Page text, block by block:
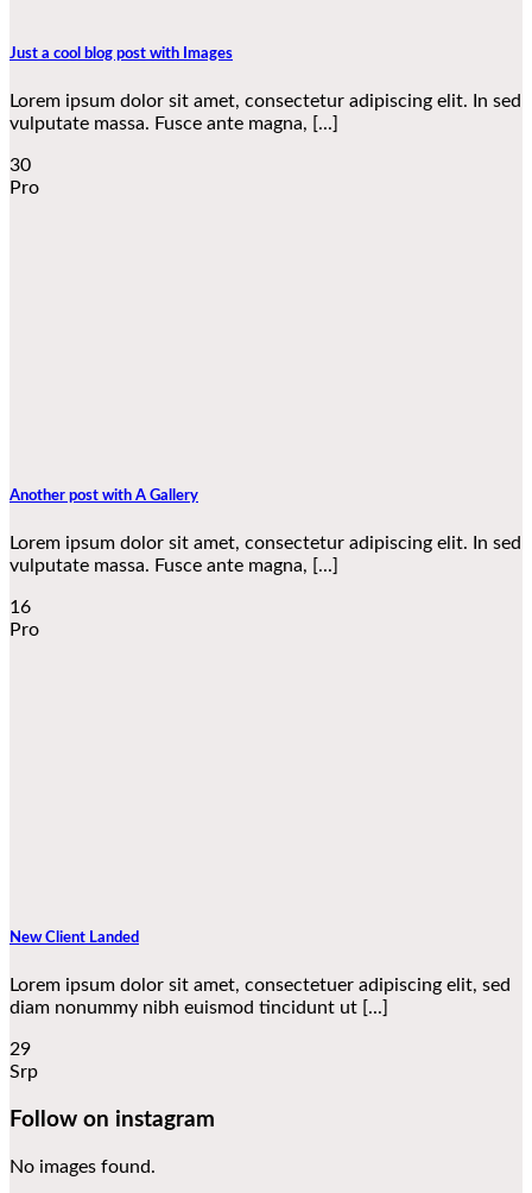
Just a cool blog post with Images
Lorem ipsum dolor sit amet, consectetur adipiscing elit. In sed
vulputate massa. Fusce ante magna, [...]
30
Pro
Another post with A Gallery
Lorem ipsum dolor sit amet, consectetur adipiscing elit. In sed
vulputate massa. Fusce ante magna, [...]
16
Pro
New Client Landed
Lorem ipsum dolor sit amet, consectetuer adipiscing elit, sed
diam nonummy nibh euismod tincidunt ut [...]
29
Srp
Follow on instagram
No images found.